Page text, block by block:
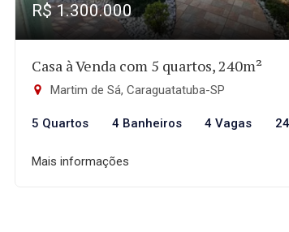
R$ 1.300.000
Casa à Venda com 5 quartos, 240m²
Martim de Sá, Caraguatatuba-SP
5 Quartos 4 Banheiros 4 Vagas
Mais informações